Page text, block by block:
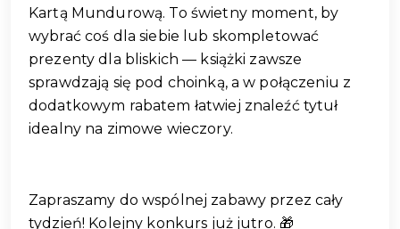
Kartą Mundurową. To świetny moment, by
wybrać coś dla siebie lub skompletować
prezenty dla bliskich — książki zawsze
sprawdzają się pod choinką, a w połączeniu z
dodatkowym rabatem łatwiej znaleźć tytuł
idealny na zimowe wieczory.
Zapraszamy do wspólnej zabawy przez cały
tydzień! Kolejny konkurs już jutro. 🎁